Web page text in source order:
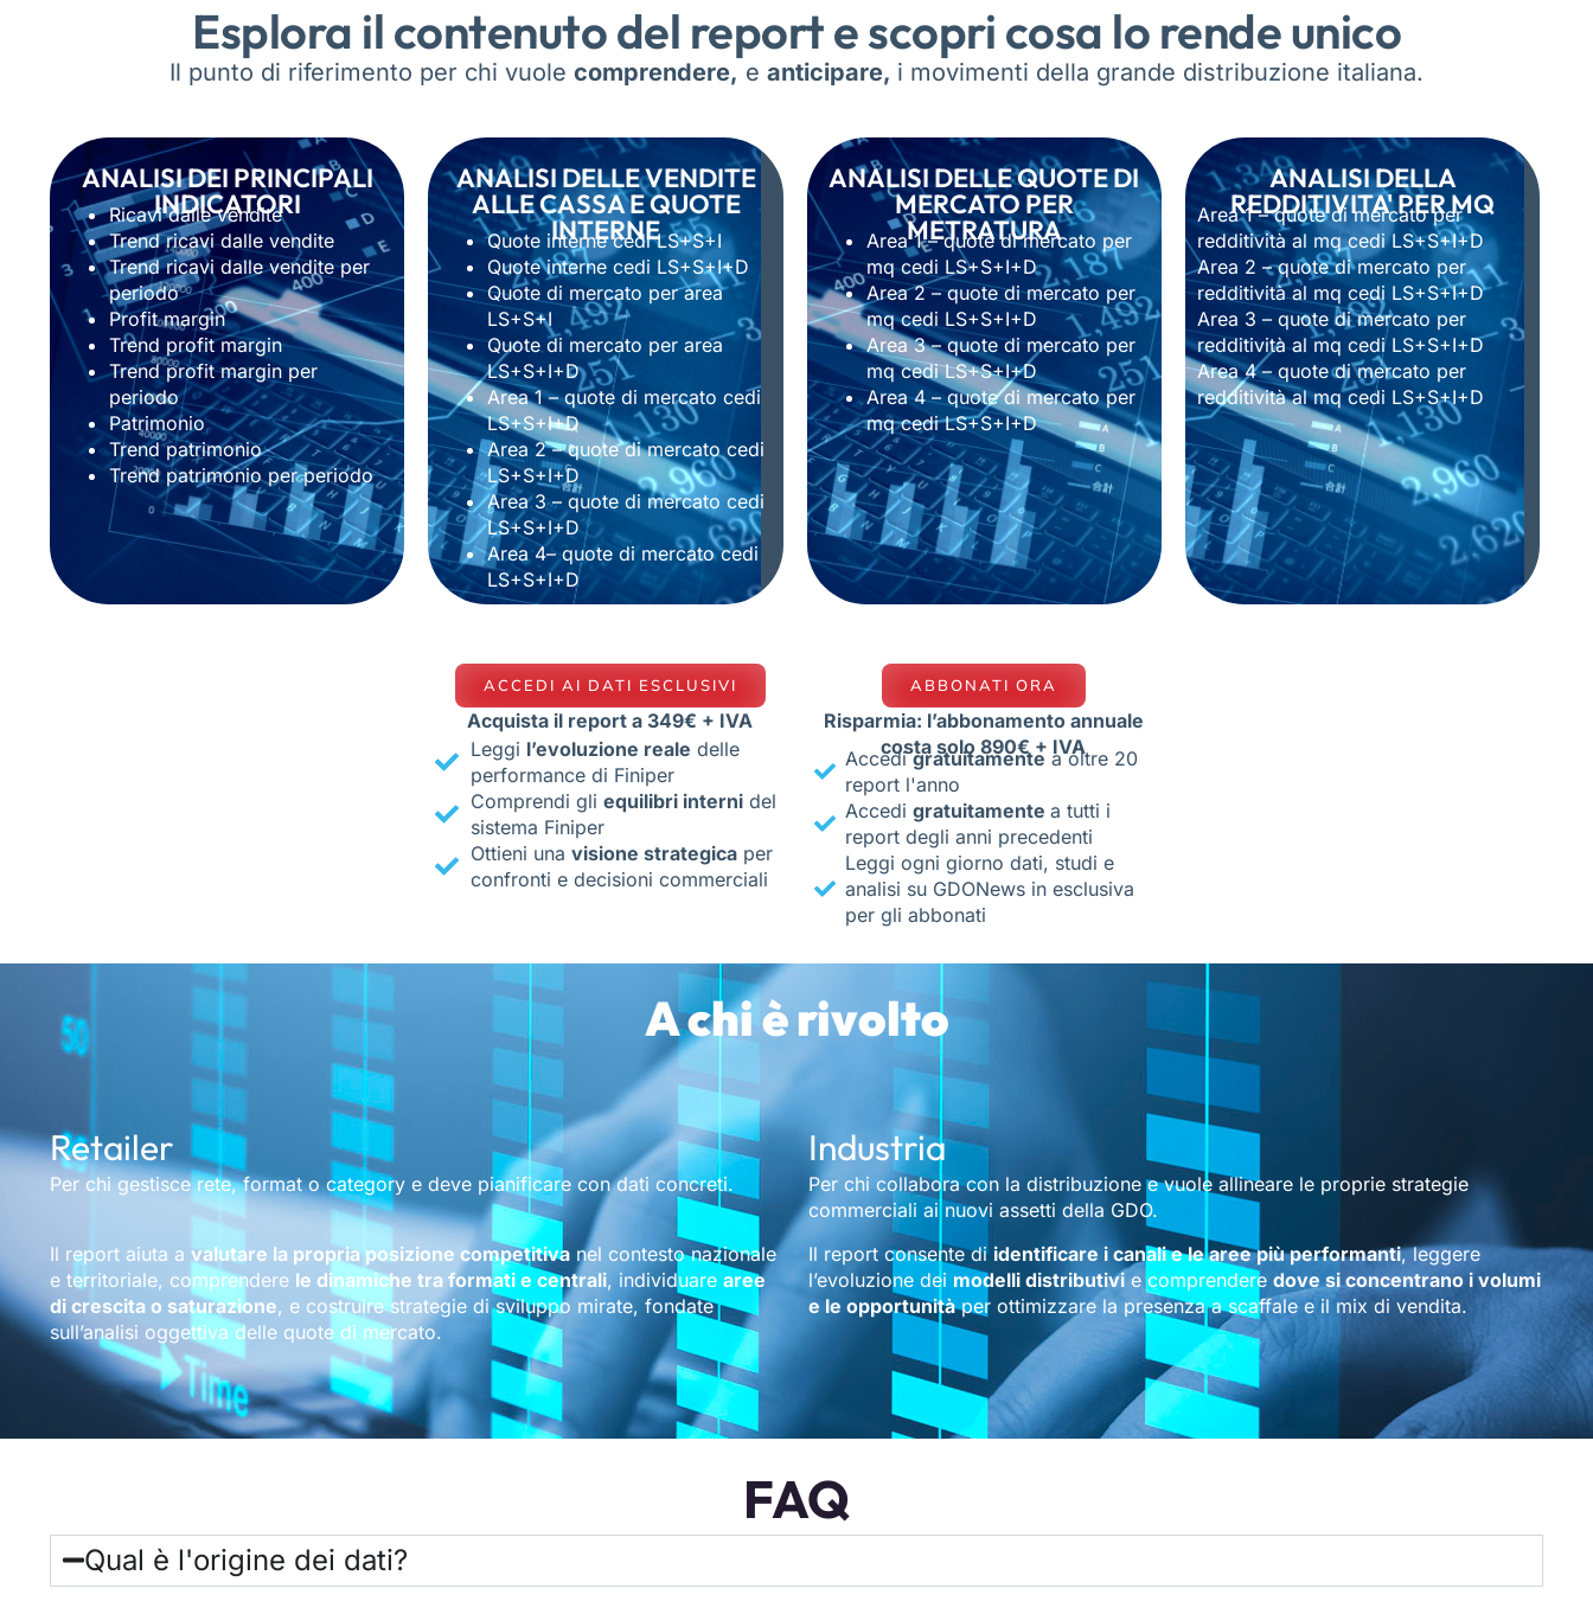
Esplora il contenuto del report e scopri cosa lo rende unico
Il punto di riferimento per chi vuole comprendere, e anticipare, i movimenti della grande distribuzione italiana.
ANALISI DEI PRINCIPALI
INDICATORI
Ricavi dalle vendite
Trend ricavi dalle vendite
Trend ricavi dalle vendite per
periodo
Profit margin
Trend profit margin
Trend profit margin per
periodo
Patrimonio
Trend patrimonio
Trend patrimonio per periodo
ANALISI DELLE VENDITE
ALLE CASSA E QUOTE
INTERNE
Quote interne cedi LS+S+I
Quote interne cedi LS+S+I+D
Quote di mercato per area
LS+S+I
Quote di mercato per area
LS+S+I+D
Area 1 – quote di mercato cedi
LS+S+I+D
Area 2 – quote di mercato cedi
LS+S+I+D
Area 3 – quote di mercato cedi
LS+S+I+D
Area 4– quote di mercato cedi
LS+S+I+D
ANALISI DELLE QUOTE DI
MERCATO PER
METRATURA
Area 1 – quote di mercato per
mq cedi LS+S+I+D
Area 2 – quote di mercato per
mq cedi LS+S+I+D
Area 3 – quote di mercato per
mq cedi LS+S+I+D
Area 4 – quote di mercato per
mq cedi LS+S+I+D
ANALISI DELLA
REDDITIVITA' PER MQ
Area 1 – quote di mercato per
redditività al mq cedi LS+S+I+D
Area 2 – quote di mercato per
redditività al mq cedi LS+S+I+D
Area 3 – quote di mercato per
redditività al mq cedi LS+S+I+D
Area 4 – quote di mercato per
redditività al mq cedi LS+S+I+D
ACCEDI AI DATI ESCLUSIVI
Acquista il report a 349€ + IVA
Leggi l’evoluzione reale delle
performance di Finiper
Comprendi gli equilibri interni del
sistema Finiper
Ottieni una visione strategica per
confronti e decisioni commerciali
ABBONATI ORA
Risparmia: l’abbonamento annuale
costa solo 890€ + IVA
Accedigratuitamente a oltre 20
report l'anno
Accedi gratuitamente a tutti i
report degli anni precedenti
Leggi ogni giorno dati, studi e
analisi su GDONews in esclusiva
per gli abbonati
A chi è rivolto
Retailer
Per chi gestisce rete, format o category e deve pianificare con dati concreti.
Il report aiuta a valutare la propria posizione competitiva nel contesto nazionale
e territoriale, comprendere le dinamiche tra formati e centrali, individuare aree
di crescita o saturazione, e costruire strategie di sviluppo mirate, fondate
sull’analisi oggettiva delle quote di mercato.
Industria
Per chi collabora con la distribuzione e vuole allineare le proprie strategie
commerciali ai nuovi assetti della GDO.
Il report consente di identificare i canali e le aree più performanti, leggere
l’evoluzione dei modelli distributivie comprendere dove si concentrano i volumi
e le opportunitàper ottimizzare la presenza a scaffale e il mix di vendita.
FAQ
Qual è l'origine dei dati?